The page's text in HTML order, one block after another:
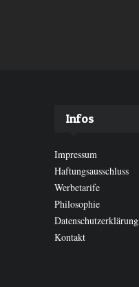
Infos
Impressum
Haftungsausschluss
Werbetarife
Philosophie
Datenschutzerklärung
Kontakt